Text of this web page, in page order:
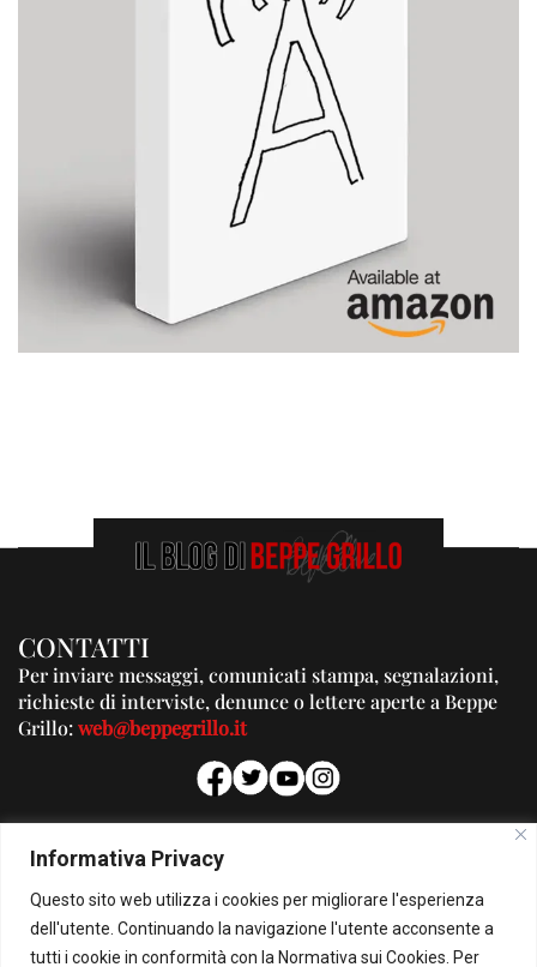
Informativa Privacy
Questo sito web utilizza i cookies per migliorare l'esperienza
dell'utente. Continuando la navigazione l'utente acconsente a
tutti i cookie in conformità con la Normativa sui Cookies. Per
CONTATTI
Per inviare messaggi, comunicati stampa, segnalazioni,
richieste di interviste, denunce o lettere aperte a Beppe
Grillo:web@beppegrillo.it
PUBBLICITA'
Per la tua pubblicità su questo Blog:
pubblicita@beppegrillo.it